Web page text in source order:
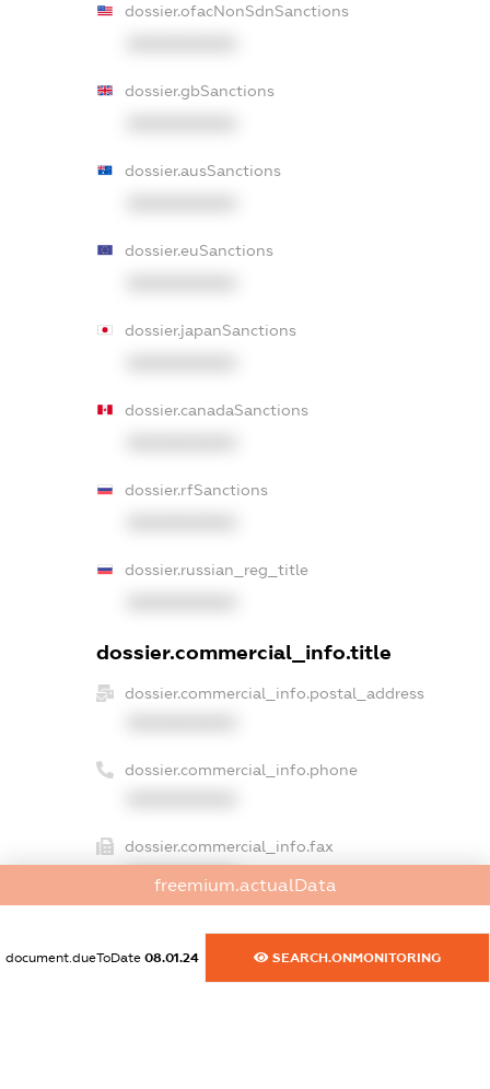
dossier.ofacNonSdnSanctions
dossier.gbSanctions
dossier.ausSanctions
dossier.euSanctions
dossier.japanSanctions
dossier.canadaSanctions
dossier.rfSanctions
dossier.russian_reg_title
dossier.commercial_info.title
dossier.commercial_info.postal_address
dossier.commercial_info.phone
dossier.commercial_info.fax
XXXXXXXXXX
XXXXXXXXXX
freemium.actualData
document.dueToDate 08.01.24 SEARCH.ONMONITORING